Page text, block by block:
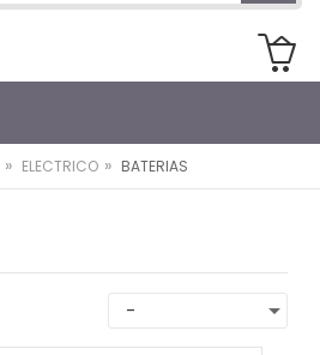
» ELECTRICO » BATERIAS